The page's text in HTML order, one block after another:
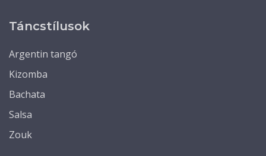
Táncstílusok
Argentin tangó
Kizomba
Bachata
Salsa
Zouk